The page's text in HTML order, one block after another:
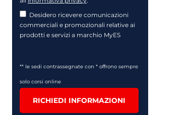
Desidero ricevere comunicazioni
commerciali e promozionali relative ai
prodotti e servizi a marchio MyES
** le sedi contrassegnate con * offrono sempre
solo corsi online
RICHIEDI INFORMAZIONI